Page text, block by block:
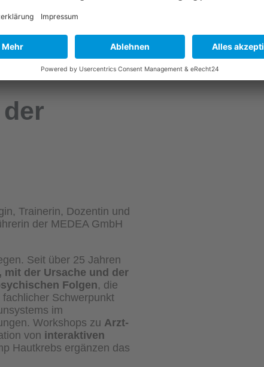
Dieser Termin hat bereits
Trainerin, Dozentin und
der MEDEA GmbH
Seit über 25 Jahren
mit der Ursache und der
Folgen, die
Schwerpunkt
im
Workshops zu Arzt-
von interaktiven
Hautkrebs ergänzen das